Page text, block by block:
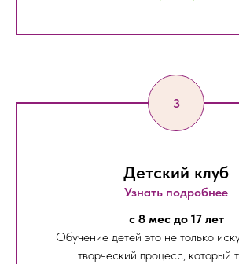
Детский клуб
Узнать подробнее
с 8 мес до 17 лет
Обучение детей это не только
творческий процесс, который